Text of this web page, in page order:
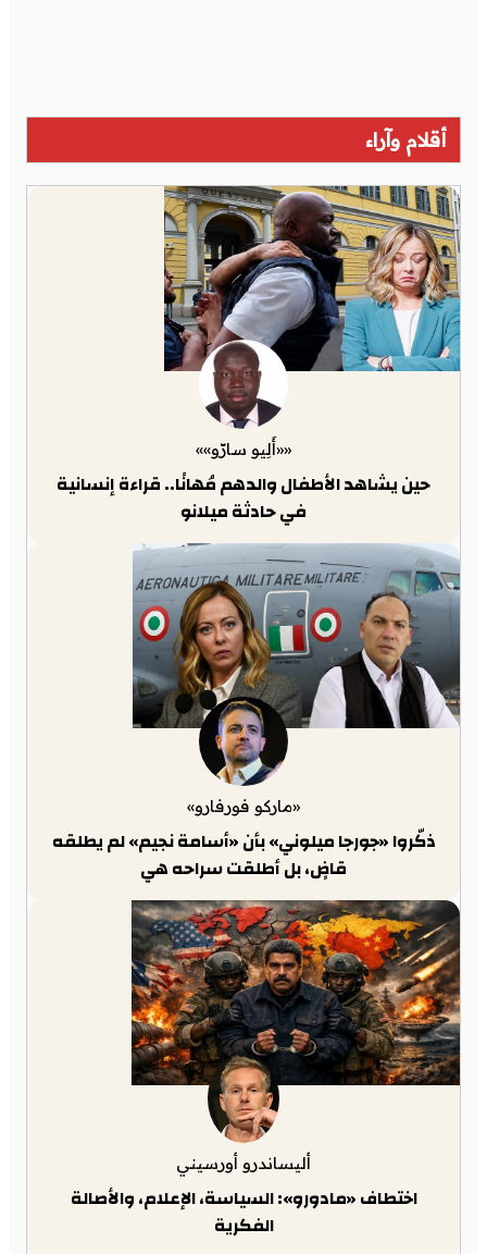
أقلام وآراء
««أَلِيو سارّو»»
حين يشاهد الأطفال والدهم مُهانًا.. قراءة إنسانية
في حادثة ميلانو
«ماركو فورفارو»
ذكّروا «جورجا ميلوني» بأن «أسامة نجيم» لم يطلقه
قاضٍ، بل أطلقت سراحه هي
أليساندرو أورسيني
اختطاف «مادورو»: السياسة، الإعلام، والأصالة
الفكرية